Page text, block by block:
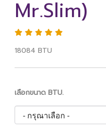
Mr.Slim)
18084 BTU
เลือกขนาด BTU.